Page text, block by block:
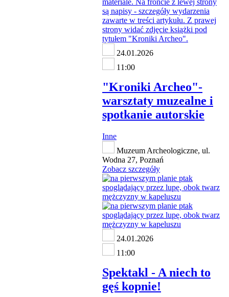
24.01.2026
11:00
"Kroniki Archeo"-
warsztaty muzealne i
spotkanie autorskie
Inne
Muzeum Archeologiczne, ul.
Wodna 27, Poznań
Zobacz szczegóły
24.01.2026
11:00
Spektakl - A niech to
gęś kopnie!